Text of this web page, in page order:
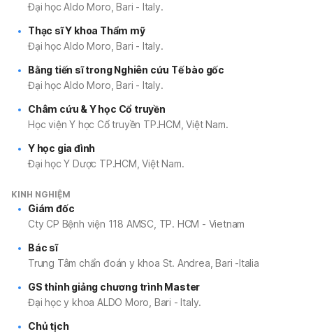
Đại học Aldo Moro, Bari - Italy.
Thạc sĩ Y khoa Thẩm mỹ
Đại học Aldo Moro, Bari - Italy.
Bằng tiến sĩ trong Nghiên cứu Tế bào gốc
Đại học Aldo Moro, Bari - Italy.
Châm cứu & Y học Cổ truyền
Học viện Y học Cổ truyền TP.HCM, Việt Nam.
Y học gia đình
Đại học Y Dược TP.HCM, Việt Nam.
KINH NGHIỆM
Giám đốc
Cty CP Bệnh viện 118 AMSC, TP. HCM - Vietnam
Bác sĩ
Trung Tâm chẩn đoán y khoa St. Andrea, Bari -Italia
GS thỉnh giảng chương trình Master
Đại học y khoa ALDO Moro, Bari - Italy.
Chủ tịch